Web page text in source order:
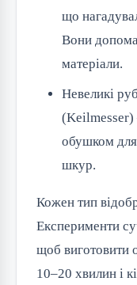
що
Вони
матеріали.
Невеликі
обушком для
шкур.
Кожен тип
Експерименти
щоб виготовити
10–20 хвилин і